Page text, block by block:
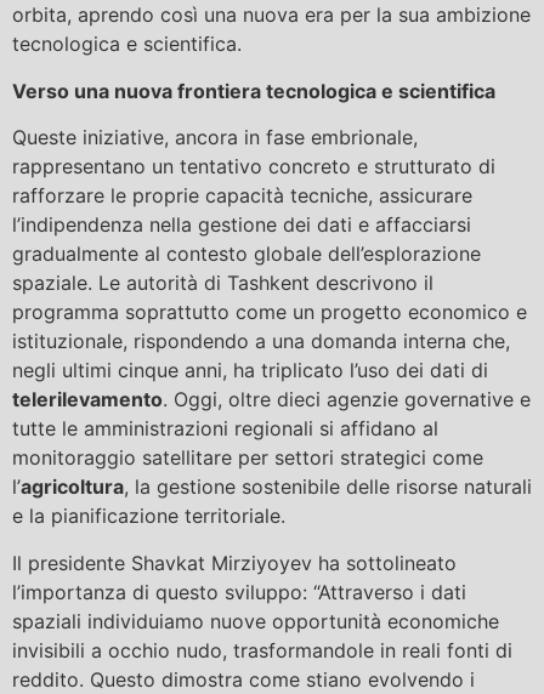
orbita, aprendo così una nuova era per la sua ambizione
tecnologica e scientifica.
Verso una nuova frontiera tecnologica e scientifica
Queste iniziative, ancora in fase embrionale,
rappresentano un tentativo concreto e strutturato di
rafforzare le proprie capacità tecniche, assicurare
l’indipendenza nella gestione dei dati e affacciarsi
gradualmente al contesto globale dell’esplorazione
spaziale. Le autorità di Tashkent descrivono il
programma soprattutto come un progetto economico e
istituzionale, rispondendo a una domanda interna che,
negli ultimi cinque anni, ha triplicato l’uso dei dati di
telerilevamento. Oggi, oltre dieci agenzie governative e
tutte le amministrazioni regionali si affidano al
monitoraggio satellitare per settori strategici come
l’agricoltura, la gestione sostenibile delle risorse naturali
e la pianificazione territoriale.
Il presidente Shavkat Mirziyoyev ha sottolineato
l’importanza di questo sviluppo: “Attraverso i dati
spaziali individuiamo nuove opportunità economiche
invisibili a occhio nudo, trasformandole in reali fonti di
reddito. Questo dimostra come stiano evolvendo i